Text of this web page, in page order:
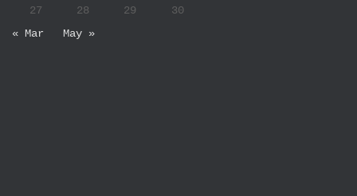
27 28 29
30
« Mar
May »